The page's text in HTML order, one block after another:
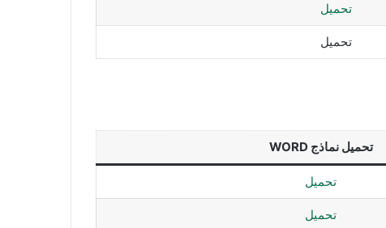
تحميل
تحميل
تحميل نماذج WORD
تحميل
تحميل